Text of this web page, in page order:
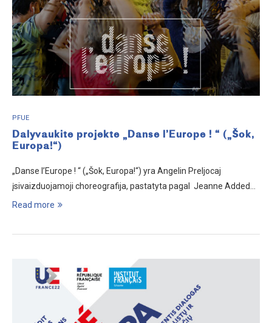
PFUE
Dalyvaukite projekte „Danse l’Europe ! “ („Šok,
Europa!“)
„Danse l’Europe ! “ („Šok, Europa!“) yra Angelin Preljocaj
įsivaizduojamoji choreografija, pastatyta pagal Jeanne Added…
Read more